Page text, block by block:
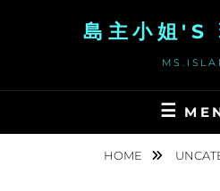
島主小姐'S
HOME